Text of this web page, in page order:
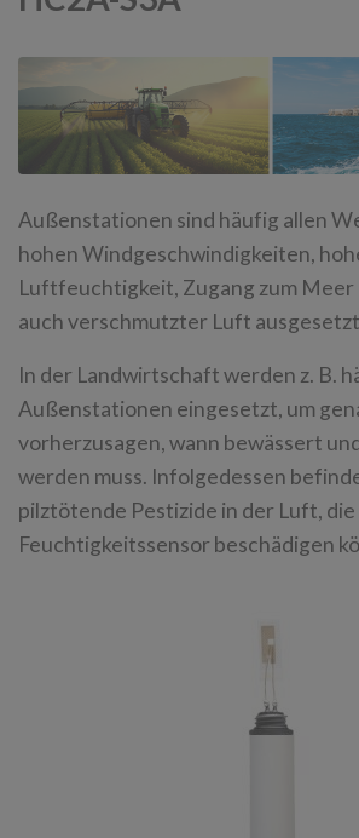
Außenstationen sind häufig allen
hohen Windgeschwindigkeiten,
Luftfeuchtigkeit, Zugang zum Meer
auch verschmutzter Luft
In der Landwirtschaft werden z. B.
Außenstationen eingesetzt, um
vorherzusagen, wann bewässert
werden muss. Infolgedessen
pilztötende Pestizide in der Luft, die
Feuchtigkeitssensor beschädigen